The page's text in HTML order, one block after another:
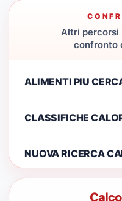
Altri percorsi
confronto
ALIMENTI PIU
CLASSIFICHE
NUOVA RICERCA